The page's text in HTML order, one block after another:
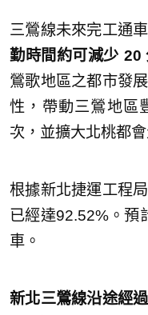
三鶯線未來完工通
勤時間約可減少 20
鶯歌地區之都市發
性，帶動三鶯地區
次，並擴大北桃都
根據新北捷運工程
已經達92.52%。預
車。
新北三鶯線沿途經